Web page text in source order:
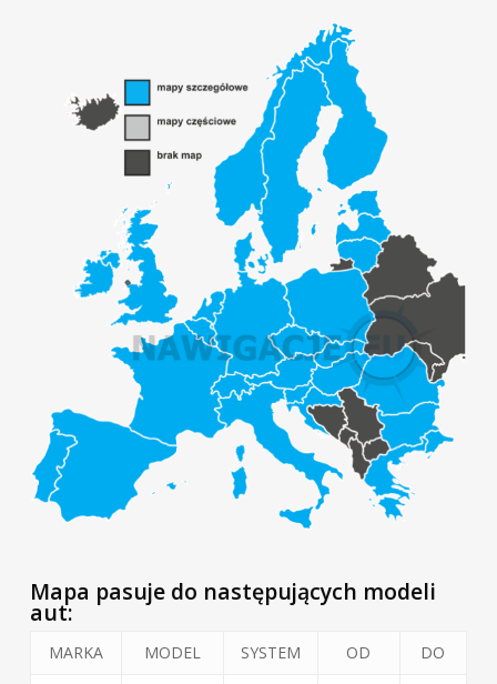
Mapa pasuje do następujących modeli
aut:
MARKA MODEL SYSTEM OD DO